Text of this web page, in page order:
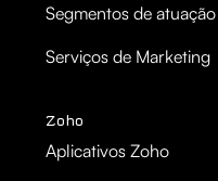
Segmentos de atuação
Serviços de Marketing
Zoho
Aplicativos Zoho